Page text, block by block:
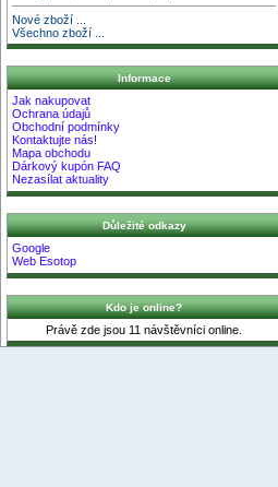
Nové zboží ...
Všechno zboží ...
Informace
Jak nakupovat
Ochrana údajů
Obchodní podmínky
Kontaktujte nás!
Mapa obchodu
Dárkový kupón FAQ
Nezasílat aktuality
Důležité odkazy
Google
Web Esotop
Kdo je online?
Právě zde jsou 11 návštěvníci online.